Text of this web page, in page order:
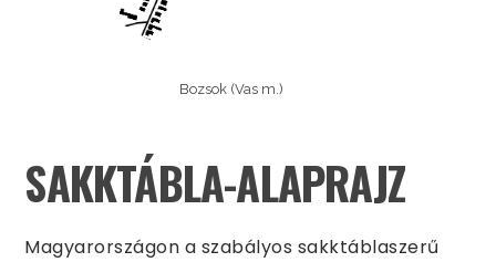
Bozsok (Vas m.)
SAKKTÁBLA-ALAPRAJZ
Magyarországon a szabályos sakktáblaszerű